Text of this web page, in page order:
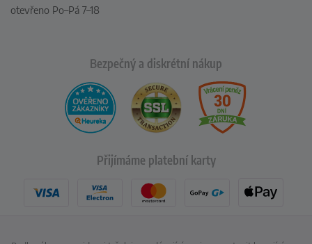
otevřeno Po–Pá 7–18
Bezpečný a diskrétní nákup
Přijímáme platební karty